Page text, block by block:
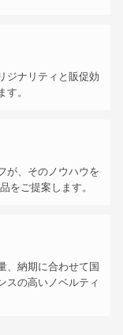
ジナリティと販促効
。
が、そのノウハウを
をご提案します。
、納期に合わせて国
スの高いノベルティ